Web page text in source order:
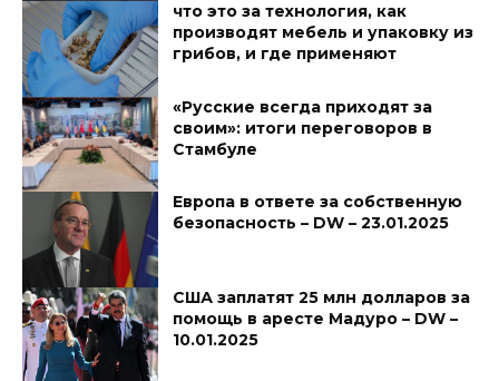
что это за технология, как
производят мебель и упаковку из
грибов, и где применяют
«Русские всегда приходят за
своим»: итоги переговоров в
Стамбуле
Европа в ответе за собственную
безопасность – DW – 23.01.2025
США заплатят 25 млн долларов за
помощь в аресте Мадуро – DW –
10.01.2025